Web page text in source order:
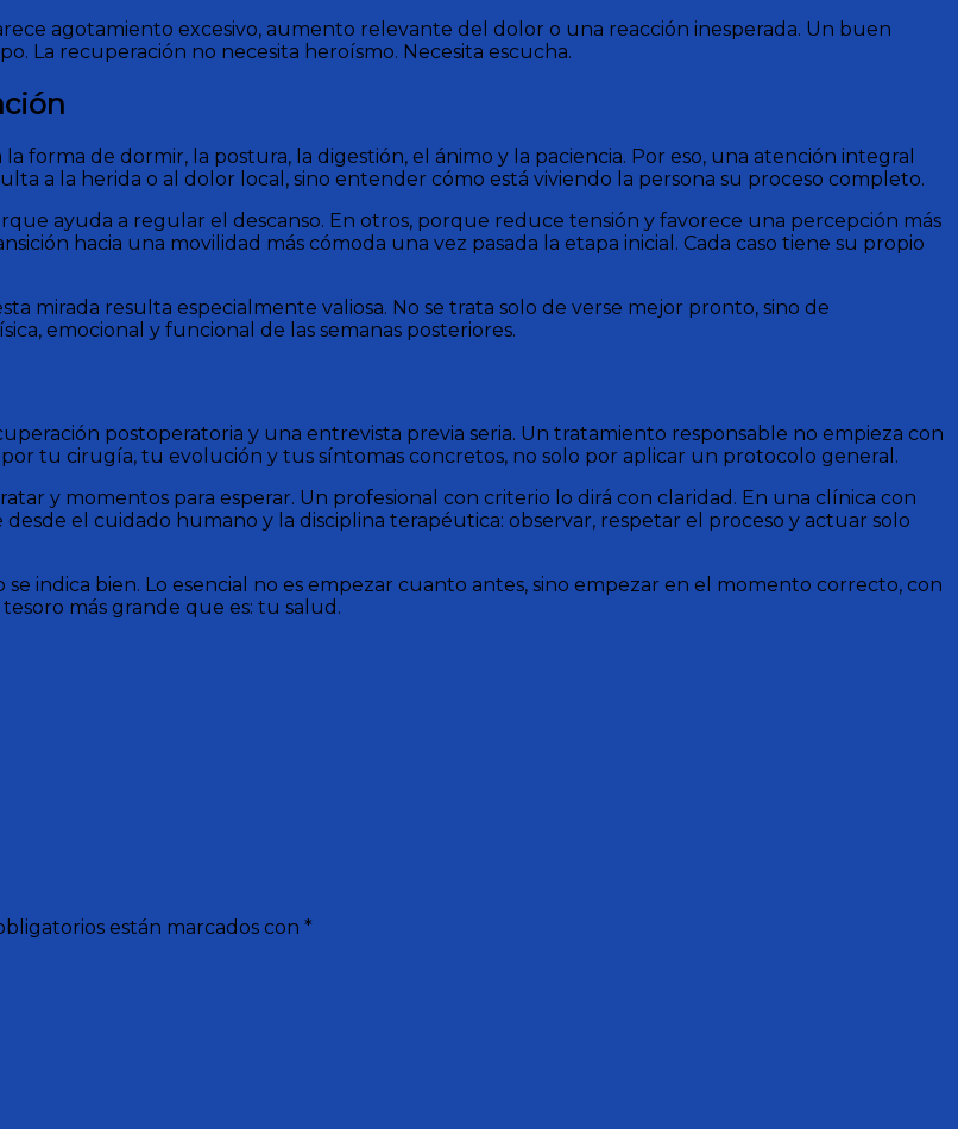
agotamiento excesivo, aumento relevante del dolor o una reacción inesperada. Un buen
La recuperación no necesita heroísmo. Necesita escucha.
forma de dormir, la postura, la digestión, el ánimo y la paciencia. Por eso, una atención integral
a la herida o al dolor local, sino entender cómo está viviendo la persona su proceso completo.
ayuda a regular el descanso. En otros, porque reduce tensión y favorece una percepción más
hacia una movilidad más cómoda una vez pasada la etapa inicial. Cada caso tiene su propio
mirada resulta especialmente valiosa. No se trata solo de verse mejor pronto, sino de
emocional y funcional de las semanas posteriores.
postoperatoria y una entrevista previa seria. Un tratamiento responsable no empieza con
tu cirugía, tu evolución y tus síntomas concretos, no solo por aplicar un protocolo general.
y momentos para esperar. Un profesional con criterio lo dirá con claridad. En una clínica con
el cuidado humano y la disciplina terapéutica: observar, respetar el proceso y actuar solo
indica bien. Lo esencial no es empezar cuanto antes, sino empezar en el momento correcto, con
más grande que es: tu salud.
están marcados con *